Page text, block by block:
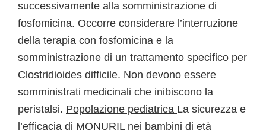
successivamente alla somministrazione di
fosfomicina. Occorre considerare l’interruzione
della terapia con fosfomicina e la
somministrazione di un trattamento specifico per
Clostridioides difficile. Non devono essere
somministrati medicinali che inibiscono la
peristalsi. Popolazione pediatrica La sicurezza e
l’efficacia di MONURIL nei bambini di età